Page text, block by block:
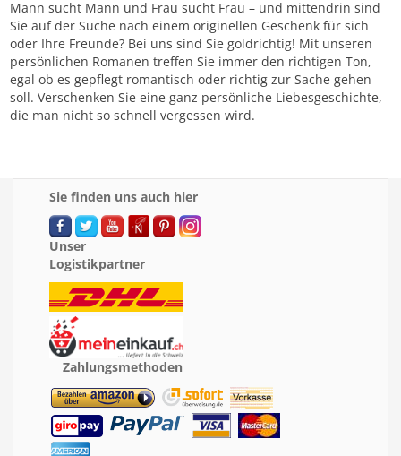
Mann sucht Mann und Frau sucht Frau – und mittendrin sind
Sie auf der Suche nach einem originellen Geschenk für sich
oder Ihre Freunde? Bei uns sind Sie goldrichtig! Mit unseren
persönlichen Romanen treffen Sie immer den richtigen Ton,
egal ob es gepflegt romantisch oder richtig zur Sache gehen
soll. Verschenken Sie eine ganz persönliche Liebesgeschichte,
die man nicht so schnell vergessen wird.
Sie finden uns auch hier
Unser
Logistikpartner
Zahlungsmethoden